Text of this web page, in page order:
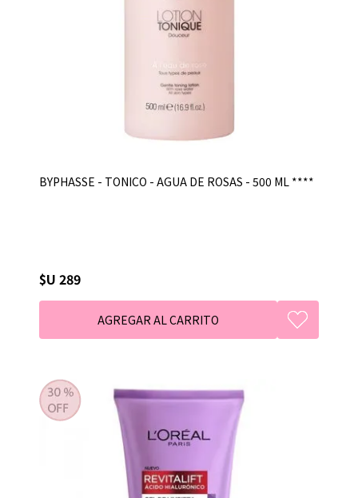
BYPHASSE - TONICO - AGUA DE ROSAS - 500 ML ****
$U 289